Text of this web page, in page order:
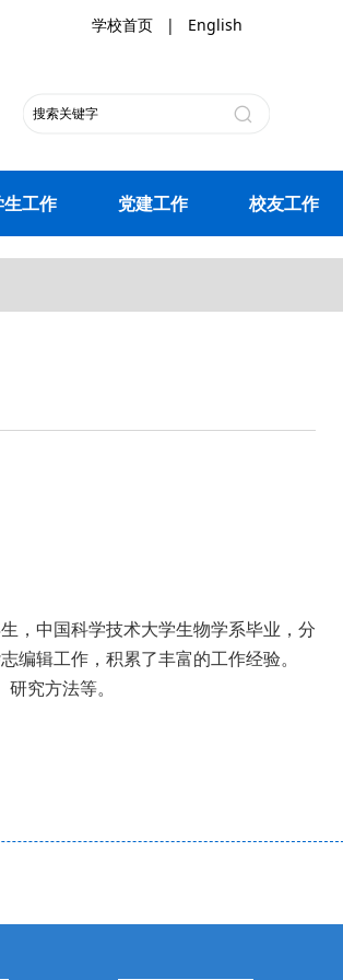
学校首页 | English
生工作 党建工作 校友工作
，中国科学技术大学生物学系毕业，分
辑工作，积累了丰富的工作经验。
究方法等。